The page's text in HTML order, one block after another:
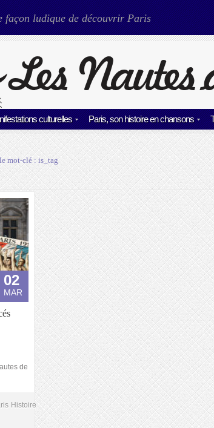
façon ludique de découvrir Paris
culturelles Paris, son histoire en chansons
mot-clé :is_tag
02
MAR
de
Histoire